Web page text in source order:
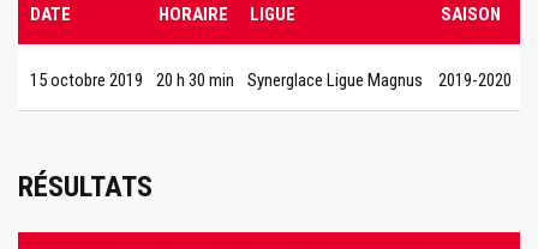
DATE HORAIRE LIGUE SAISON
15 octobre 2019 20 h 30 min Synerglace Ligue Magnus 2019-2020
RÉSULTATS